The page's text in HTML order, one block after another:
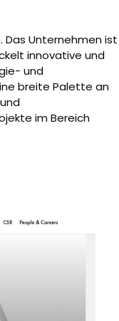
Das Unternehmen ist
innovative und
und
breite Palette an
im Bereich